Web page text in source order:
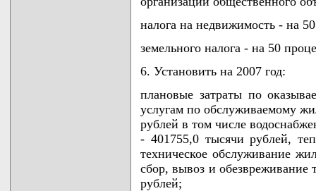
налога на недвижимость - на
земельного налога - на 50
6. Установить на 2007 год:
плановые затраты по
услугам по обслуживаемому
рублей в том числе
- 401755,0 тысячи рублей,
техническое обслуживание
сбор, вывоз и обезвреживание
рублей;